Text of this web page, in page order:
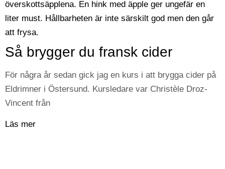
Så brygger du fransk cider
För några år sedan gick jag en kurs i att brygga cider på
Eldrimner i Östersund. Kursledare var Christèle Droz-
Vincent från
Läs mer